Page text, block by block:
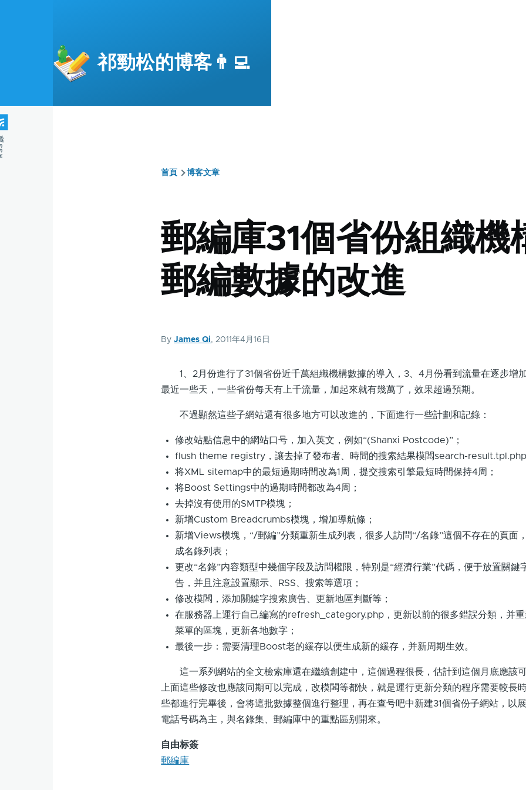
祁勁松的博客👨‍💻
航
連
結
首頁 博客文章
郵編庫31個省份組織機
郵編數據的改進
ByJames Qi, 2011年4月16日
1、2月份進行了31個省份近千萬組織機構數據的導入，3、4月份看到流量在逐步增
最近一些天，一些省份每天有上千流量，加起來就有幾萬了，效果超過預期。
不過顯然這些子網站還有很多地方可以改進的，下面進行一些計劃和記錄：
修改站點信息中的網站口号，加入英文，例如“(Shanxi Postcode)”；
flush theme registry，讓去掉了發布者、時間的搜索結果模闆search-
将XML sitemap中的最短過期時間改為1周，提交搜索引擎最短時間保持4周；
将Boost Settings中的過期時間都改為4周；
去掉沒有使用的SMTP模塊；
新增Custom Breadcrumbs模塊，增加導航條；
新增Views模塊，“/郵編”分類重新生成列表，很多人訪問“/名錄”這個不存在的頁面
成名錄列表；
更改“名錄”内容類型中幾個字段及訪問權限，特别是“經濟行業”代碼，便于放置關鍵
告，并且注意設置顯示、RSS、搜索等選項；
修改模闆，添加關鍵字搜索廣告、更新地區判斷等；
在服務器上運行自己編寫的refresh_category.php，更新以前的很多錯誤分類，并
菜單的區塊，更新各地數字；
最後一步：需要清理Boost老的緩存以便生成新的緩存，并新周期生效。
這一系列網站的全文檢索庫還在繼續創建中，這個過程很長，估計到這個月底應該
上面這些修改也應該同期可以完成，改模闆等都快，就是運行更新分類的程序需要較長
些都進行完畢後，會将這批數據整個進行整理，再在查号吧中新建31個省份子網站，以
電話号碼為主，與名錄集、郵編庫中的重點區别開來。
自由标簽
郵編庫